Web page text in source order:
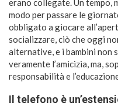
erano collegate. Un tempo,
modo per passare le
obbligato a giocare
socializzare, ciò che oggi
alternative, e i bambini non
veramente l’amicizia, ma,
responsabilità e
Il telefono è